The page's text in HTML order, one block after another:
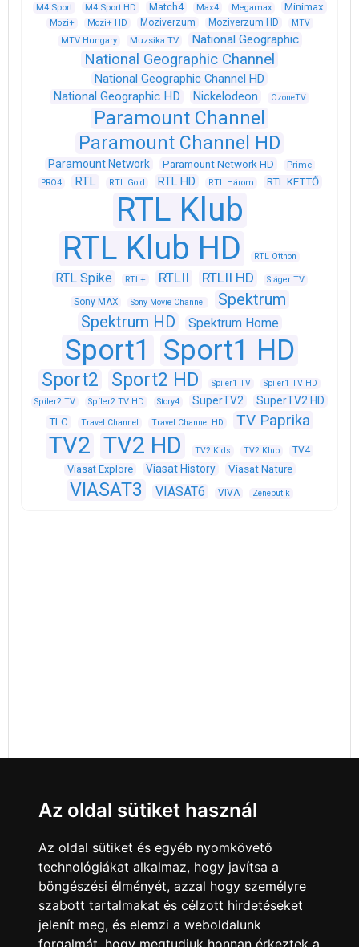
M4 Sport M4 Sport HD Match4 Max4 Megamax Minimax
Mozi+ Mozi+ HD Moziverzum Moziverzum HD
MTV
MTV Hungary
Muzsika TV National Geographic
National Geographic Channel
National Geographic Channel HD
National Geographic HD
Nickelodeon OzoneTV
Paramount Channel
Paramount Channel HD
Paramount Network Paramount Network HD Prime
PRO4 RTL RTL Gold RTL HD RTL Három RTL KETTŐ
RTL Klub
RTL Klub HD
RTL Otthon
RTL Spike RTL+ RTLII RTLII HD Sláger TV
Sony MAX Sony Movie Channel
Spektrum
Spektrum HD
Spektrum Home
Sport1 Sport1 HD
Sport2 Sport2 HD Spíler1 TV
Spíler1 TV HD
Spíler2 TV
Spíler2 TV HD Story4 SuperTV2 SuperTV2 HD
TLC Travel Channel Travel Channel HD TV Paprika
TV2 TV2 HD TV2 Kids TV2 Klub TV4
Viasat Explore Viasat History Viasat Nature
VIASAT3 VIASAT6 VIVA Zenebutik
Az oldal sütiket használ
Az oldal sütiket és egyéb nyomkövető
technológiákat alkalmaz, hogy javítsa a
böngészési élményét, azzal hogy személyre
szabott tartalmakat és célzott hirdetéseket
jelenít meg, és elemzi a weboldalunk
forgalmát, hogy megtudjuk honnan érkeztek a